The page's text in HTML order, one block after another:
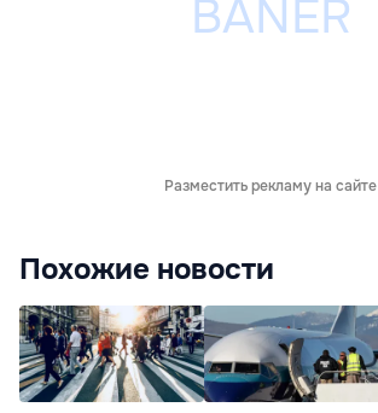
Разместить рекламу на сайте
Похожие новости